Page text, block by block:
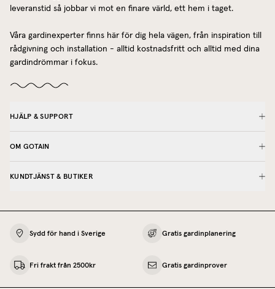
leveranstid så jobbar vi mot en finare värld, ett hem i taget.
Våra gardinexperter finns här för dig hela vägen, från inspiration till
rådgivning och installation - alltid kostnadsfritt och alltid med dina
gardindrömmar i fokus.
HJÄLP & SUPPORT
OM GOTAIN
KUNDTJÄNST & BUTIKER
Sydd för hand i Sverige Gratis gardinplanering
Fri frakt från 2500kr Gratis gardinprover